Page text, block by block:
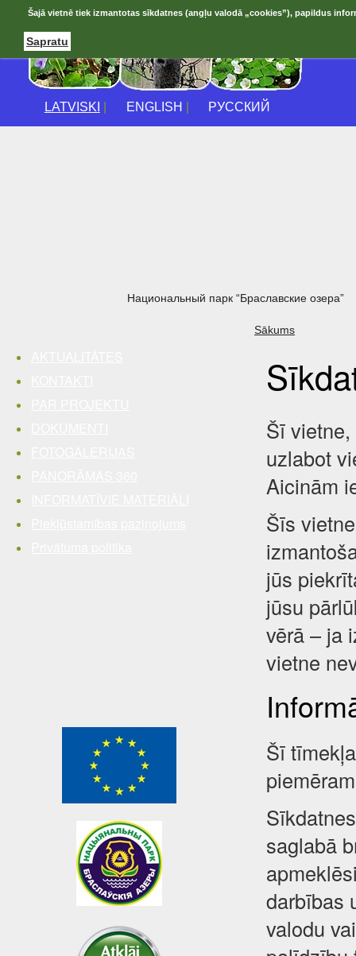
LATVISKI ENGLISH РУССКИЙ
Национальный парк “Браславские озера”
Sākums
Šī
uzlabot
Aicinām
Šīs
jūs
jūsu
vērā – ja
vietne
Šī
saglabā
darbības
valodu
Šajā vietnē tiek izmantotas sīkdatnes (angļu valodā „cookies”), papildus
Sapratu